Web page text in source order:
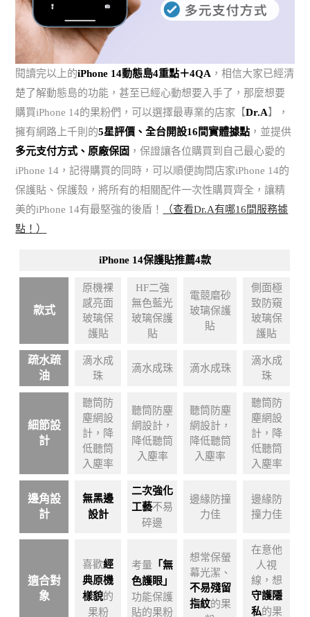
閱讀完以上的iPhone 14動態島4重點＋4QA ，相信大家已經清
楚了解動態島的功能，甚至已經心動想要入手了，那麼想要
購買iPhone 14的果粉們，可以選擇最專業的店家【Dr.A】，
擁有網路上千則的5星評價、全台開設16間實體據點 ，並提供
多元支付方式、原廠保固 ，保證讓各位購買到自己最心愛的
iPhone 14，記得購買的同時，可以順便詢問店家iPhone 14的
保護貼、保護殼，將所有的相關配件一次性購買齊全，讓精
美的iPhone 14有最堅強的後盾！
（查看Dr.A有哪16間服務據
點！）
iPhone 14保護貼推薦4款
款式
原機裸
感亮面
玻璃保
護貼
HF二強
無色藍光
玻璃保護
貼
電競磨砂
玻璃保護
貼
側面極
致防窺
玻璃保
護貼
疏水疏
油
滴水成
珠
滴水成珠 滴水成珠
滴水成
珠
細節設
計
聽筒防
塵網設
計，降
低聽筒
入塵率
聽筒防塵
網設計，
降低聽筒
入塵率
聽筒防塵
網設計，
降低聽筒
入塵率
聽筒防
塵網設
計，降
低聽筒
入塵率
邊角設
計
無黑邊
設計
二次強化
工藝不易
碎邊
邊緣防撞
力佳
邊緣防
撞力佳
適合對
象
喜歡經
典原機
樣貌的
果粉
考量 「無
色護眼」
功能保護
貼的果粉
想常保螢
幕光潔、
不易殘留
指紋的果
在意他
人視
線，想
守護隱
私的果